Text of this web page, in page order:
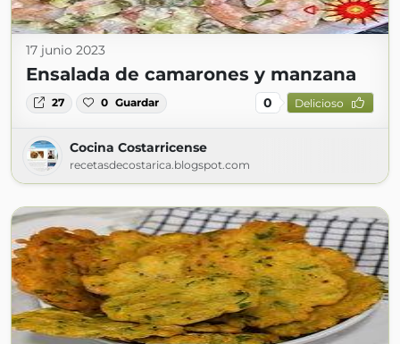
17 junio 2023
Ensalada de camarones y manzana
27 0 Guardar 0 Delicioso
Cocina Costarricense
recetasdecostarica.blogspot.com